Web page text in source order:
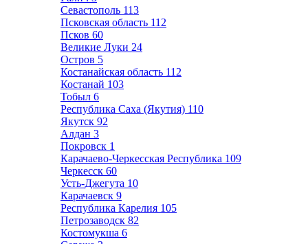
Севастополь 113
Псковская область 112
Псков 60
Великие Луки 24
Остров 5
Костанайская область 112
Костанай 103
Тобыл 6
Республика Саха (Якутия) 110
Якутск 92
Алдан 3
Покровск 1
Карачаево-Черкесская Республика 109
Черкесск 60
Усть-Джегута 10
Карачаевск 9
Республика Карелия 105
Петрозаводск 82
Костомукша 6